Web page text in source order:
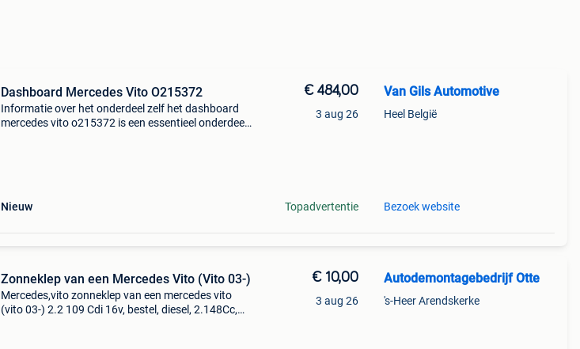
Dashboard Mercedes Vito O215372
Informatie over het onderdeel zelf het dashboard
mercedes vito o215372 is een essentieel onderdeel
Nieuw
€ 484,00
3 aug 26
Topadvertentie
Van Gils Automotive
Heel België
Bezoek website
Zonneklep van een Mercedes Vito (Vito 03-)
Mercedes,vito zonneklep van een mercedes vito
(vito 03-) 2.2 109 Cdi 16v, bestel, diesel, 2.148Cc,
€ 10,00
3 aug 26
Autodemontagebedrijf Otte
's-Heer Arendskerke